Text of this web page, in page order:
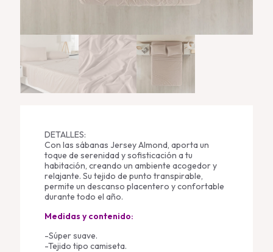
DETALLES:
Con las sábanas Jersey Almond, aporta un
toque de serenidad y sofisticación a tu
habitación, creando un ambiente acogedor y
relajante. Su tejido de punto transpirable,
permite un descanso placentero y confortable
durante todo el año.
Medidas y contenido:
-Súper suave.
-Tejido tipo camiseta.